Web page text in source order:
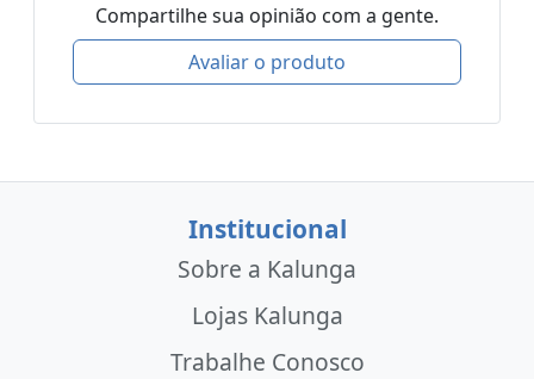
Compartilhe sua opinião com a gente.
Avaliar o produto
Institucional
Sobre a Kalunga
Lojas Kalunga
Trabalhe Conosco